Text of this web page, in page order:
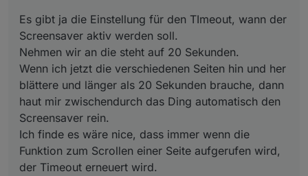
eingestellte Zeit nix mehr macht wird der Screensaver
Es gibt ja die Einstellung für den TImeout, wann der
Screensaver aktiv werden soll.
Nehmen wir an die steht auf 20 Sekunden.
Wenn ich jetzt die verschiedenen Seiten hin und her
blättere und länger als 20 Sekunden brauche, dann
haut mir zwischendurch das Ding automatisch den
Screensaver rein.
Ich finde es wäre nice, dass immer wenn die
Funktion zum Scrollen einer Seite aufgerufen wird,
der Timeout erneuert wird.